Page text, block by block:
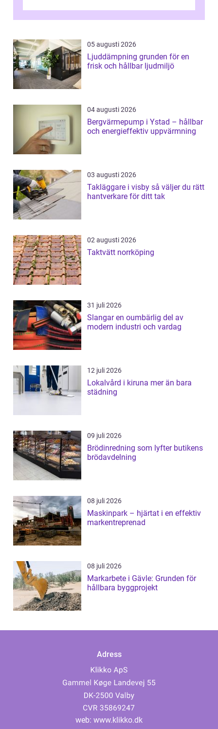
05 augusti 2026
Ljuddämpning grunden för en
frisk och hållbar ljudmiljö
04 augusti 2026
Bergvärmepump i Ystad – hållbar
och energieffektiv uppvärmning
03 augusti 2026
Takläggare i visby så väljer du rätt
hantverkare för ditt tak
02 augusti 2026
Taktvätt norrköping
31 juli 2026
Slangar en oumbärlig del av
modern industri och vardag
12 juli 2026
Lokalvård i kiruna mer än bara
städning
09 juli 2026
Brödinredning som lyfter butikens
brödavdelning
08 juli 2026
Maskinpark – hjärtat i en effektiv
markentreprenad
08 juli 2026
Markarbete i Gävle: Grunden för
hållbara byggprojekt
Adress
web: www.klikko.dk